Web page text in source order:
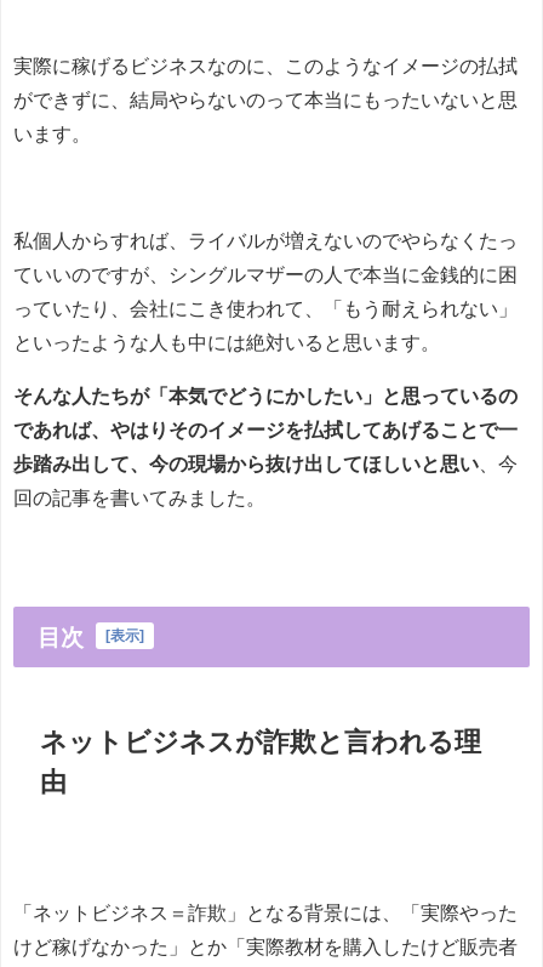
実際に稼げるビジネスなのに、このようなイメージの払拭
ができずに、結局やらないのって本当にもったいないと思
います。
私個人からすれば、ライバルが増えないのでやらなくたっ
ていいのですが、シングルマザーの人で本当に金銭的に困
っていたり、会社にこき使われて、「もう耐えられない」
といったような人も中には絶対いると思います。
そんな人たちが「本気でどうにかしたい」と思っているの
であれば、やはりそのイメージを払拭してあげることで一
歩踏み出して、今の現場から抜け出してほしいと思い 、今
回の記事を書いてみました。
目次 [表示]
ネットビジネスが詐欺と言われる理
由
「ネットビジネス＝詐欺」となる背景には、「実際やった
けど稼げなかった」とか「実際教材を購入したけど販売者